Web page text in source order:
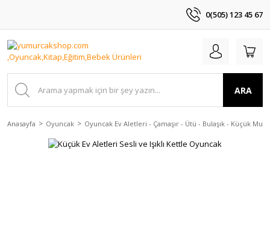
0(505) 123 45 67
ARA
Anasayfa Oyuncak Oyuncak Ev Aletleri - Çamaşır - Ütü - Bulaşık - Küçük